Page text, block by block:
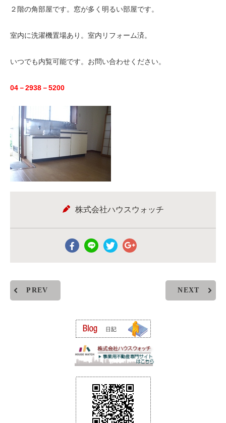
２階の角部屋です。窓が多く明るい部屋です。
室内に洗濯機置場あり。室内リフォーム済。
いつでも内覧可能です。お問い合わせください。
04－2938－5200
株式会社ハウスウォッチ
PREV NEXT